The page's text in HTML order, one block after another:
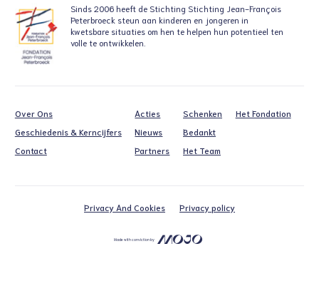
Sinds 2006 heeft de Stichting Stichting Jean-François
Peterbroeck steun aan kinderen en jongeren in
kwetsbare situaties om hen te helpen hun potentieel ten
volle te ontwikkelen.
Over Ons
Geschiedenis & Kerncijfers
Contact
Acties
Nieuws
Partners
Schenken
Bedankt
Het Team
Het Fondation
Privacy And Cookies Privacy policy
Made with conviction by